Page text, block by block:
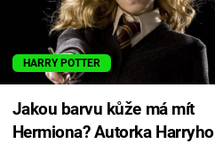
HARRY POTTER
Jakou barvu kůže má mít
Hermiona? Autorka Harryho